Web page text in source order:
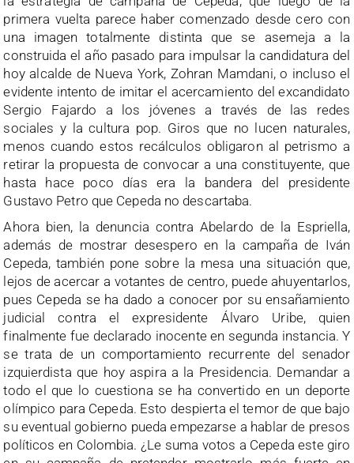
primera vuelta parece haber comenzado desde cero con
una imagen totalmente distinta que se asemeja a la
construida el año pasado para impulsar la candidatura del
hoy alcalde de Nueva York, Zohran Mamdani, o incluso el
evidente intento de imitar el acercamiento del excandidato
Sergio Fajardo a los jóvenes a través de las redes
sociales y la cultura pop. Giros que no lucen naturales,
menos cuando estos recálculos obligaron al petrismo a
retirar la propuesta de convocar a una constituyente, que
hasta hace poco días era la bandera del presidente
Gustavo Petro que Cepeda no descartaba.
Ahora bien, la denuncia contra Abelardo de la Espriella,
además de mostrar desespero en la campaña de Iván
Cepeda, también pone sobre la mesa una situación que,
lejos de acercar a votantes de centro, puede ahuyentarlos,
pues Cepeda se ha dado a conocer por su ensañamiento
judicial contra el expresidente Álvaro Uribe, quien
finalmente fue declarado inocente en segunda instancia. Y
se trata de un comportamiento recurrente del senador
izquierdista que hoy aspira a la Presidencia. Demandar a
todo el que lo cuestiona se ha convertido en un deporte
olímpico para Cepeda. Esto despierta el temor de que bajo
su eventual gobierno pueda empezarse a hablar de presos
políticos en Colombia. ¿Le suma votos a Cepeda este giro